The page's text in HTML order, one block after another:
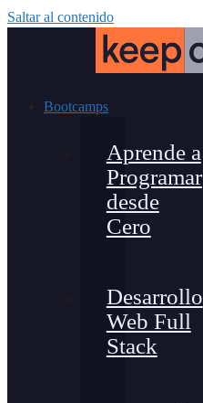
Saltar al contenido
Bootcamps
Aprende a
Programar
desde
Cero
Desarrollo
Web Full
Stack